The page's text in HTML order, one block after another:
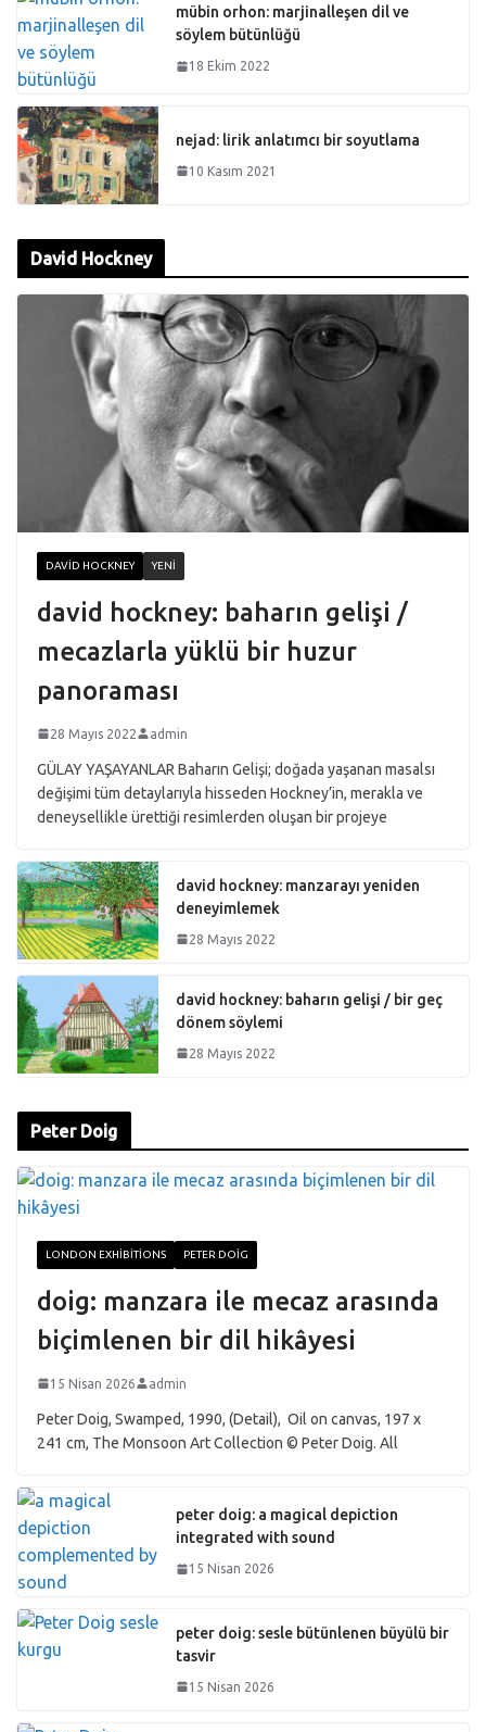
mübin orhon: marjinalleşen dil ve
söylem bütünlüğü
18 Ekim 2022
nejad: lirik anlatımcı bir soyutlama
10 Kasım 2021
David Hockney
DAVID HOCKNEY YENI
david hockney: baharın gelişi /
mecazlarla yüklü bir huzur
panoraması
28 Mayıs 2022 admin
GÜLAY YAŞAYANLAR Baharın Gelişi; doğada yaşanan masalsı
değişimi tüm detaylarıyla hisseden Hockney’in, merakla ve
deneysellikle ürettiği resimlerden oluşan bir projeye
david hockney: manzarayı yeniden
deneyimlemek
28 Mayıs 2022
david hockney: baharın gelişi / bir geç
dönem söylemi
28 Mayıs 2022
Peter Doig
LONDON EXHIBITIONS PETER DOIG
doig: manzara ile mecaz arasında
biçimlenen bir dil hikâyesi
15 Nisan 2026 admin
Peter Doig, Swamped, 1990, (Detail), Oil on canvas, 197 x
241 cm, The Monsoon Art Collection © Peter Doig. All
peter doig: a magical depiction
integrated with sound
15 Nisan 2026
peter doig: sesle bütünlenen büyülü bir
tasvir
15 Nisan 2026